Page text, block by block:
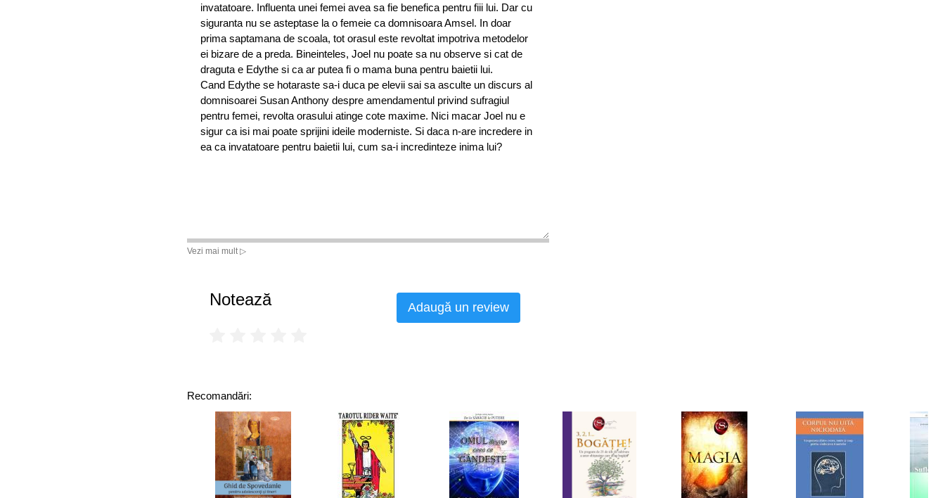
invatatoare. Influenta unei femei avea sa fie benefica pentru fiii lui. Dar cu
siguranta nu se asteptase la o femeie ca domnisoara Amsel. In doar
prima saptamana de scoala, tot orasul este revoltat impotriva metodelor
ei bizare de a preda. Bineinteles, Joel nu poate sa nu observe si cat de
draguta e Edythe si ca ar putea fi o mama buna pentru baietii lui.
Cand Edythe se hotaraste sa-i duca pe elevii sai sa asculte un discurs al
domnisoarei Susan Anthony despre amendamentul privind sufragiul
pentru femei, revolta orasului atinge cote maxime. Nici macar Joel nu e
sigur ca isi mai poate sprijini ideile moderniste. Si daca n-are incredere in
ea ca invatatoare pentru baietii lui, cum sa-i incredinteze inima lui?
Vezi mai mult ▷
Notează Adaugă un review
Recomandări: